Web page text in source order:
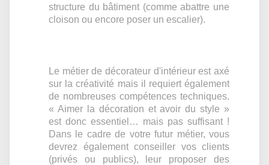
structure du bâtiment (comme abattre une
cloison ou encore poser un escalier).
Le métier de décorateur d'intérieur est axé
sur la créativité mais il requiert également
de nombreuses compétences techniques.
« Aimer la décoration et avoir du style »
est donc essentiel… mais pas suffisant !
Dans le cadre de votre futur métier, vous
devrez également conseiller vos clients
(privés ou publics), leur proposer des